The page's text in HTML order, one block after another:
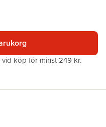
köp för minst 249 kr.